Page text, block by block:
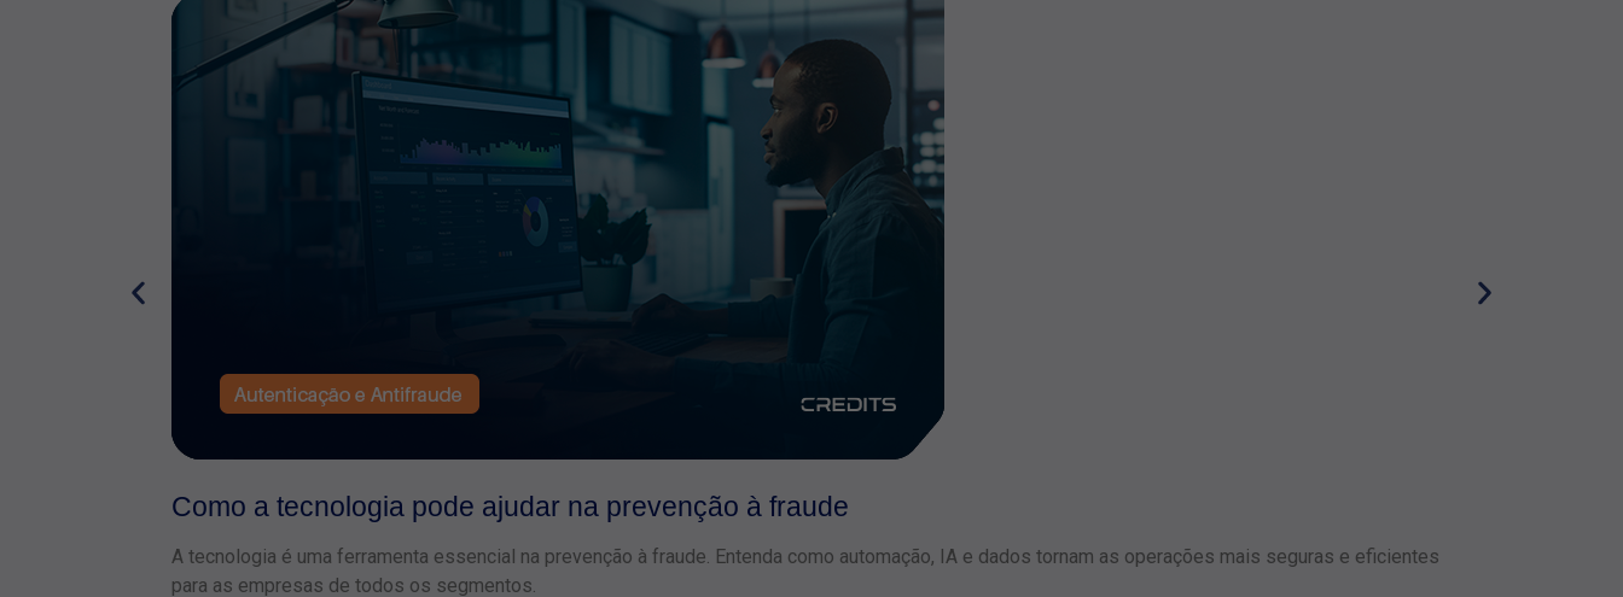
Como a tecnologia pode ajudar na prevenção à fraude
A tecnologia é uma ferramenta essencial na prevenção à fraude. Entenda como automação, IA e dados tornam as operações mais seguras e eficientes
para as empresas de todos os segmentos.